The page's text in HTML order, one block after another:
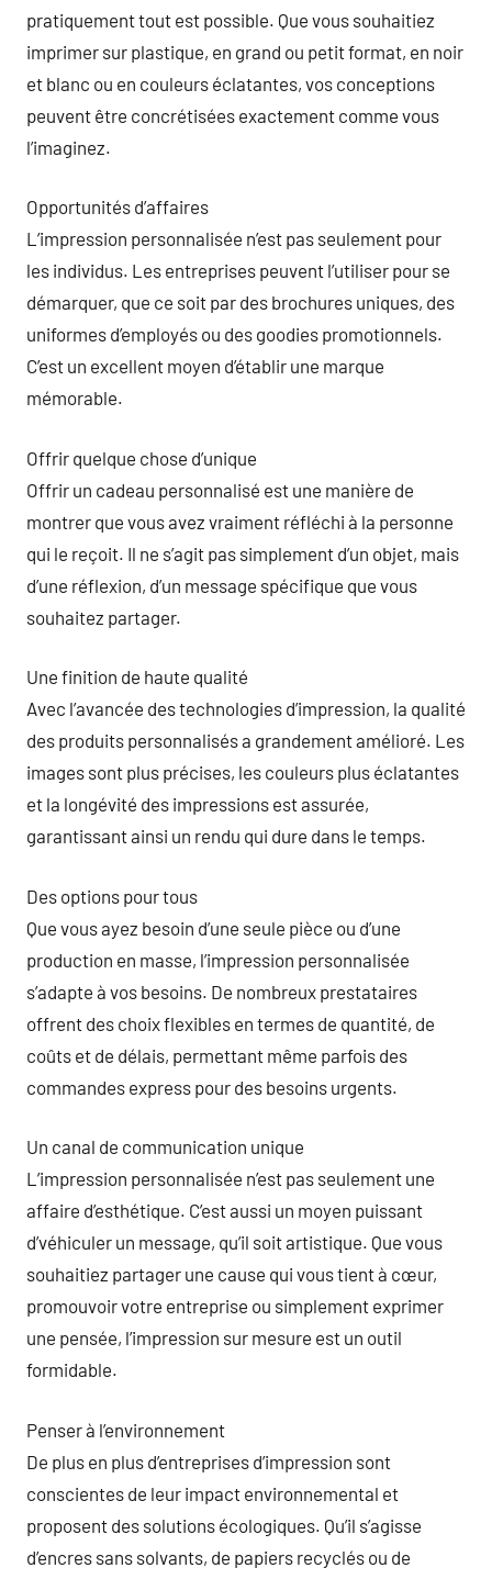
pratiquement tout est possible. Que vous souhaitiez
imprimer sur plastique, en grand ou petit format, en noir
et blanc ou en couleurs éclatantes, vos conceptions
peuvent être concrétisées exactement comme vous
l’imaginez.
Opportunités d’affaires
L’impression personnalisée n’est pas seulement pour
les individus. Les entreprises peuvent l’utiliser pour se
démarquer, que ce soit par des brochures uniques, des
uniformes d’employés ou des goodies promotionnels.
C’est un excellent moyen d’établir une marque
mémorable.
Offrir quelque chose d’unique
Offrir un cadeau personnalisé est une manière de
montrer que vous avez vraiment réfléchi à la personne
qui le reçoit. Il ne s’agit pas simplement d’un objet, mais
d’une réflexion, d’un message spécifique que vous
souhaitez partager.
Une finition de haute qualité
Avec l’avancée des technologies d’impression, la qualité
des produits personnalisés a grandement amélioré. Les
images sont plus précises, les couleurs plus éclatantes
et la longévité des impressions est assurée,
garantissant ainsi un rendu qui dure dans le temps.
Des options pour tous
Que vous ayez besoin d’une seule pièce ou d’une
production en masse, l’impression personnalisée
s’adapte à vos besoins. De nombreux prestataires
offrent des choix flexibles en termes de quantité, de
coûts et de délais, permettant même parfois des
commandes express pour des besoins urgents.
Un canal de communication unique
L’impression personnalisée n’est pas seulement une
affaire d’esthétique. C’est aussi un moyen puissant
d’véhiculer un message, qu’il soit artistique. Que vous
souhaitiez partager une cause qui vous tient à cœur,
promouvoir votre entreprise ou simplement exprimer
une pensée, l’impression sur mesure est un outil
formidable.
Penser à l’environnement
De plus en plus d’entreprises d’impression sont
conscientes de leur impact environnemental et
proposent des solutions écologiques. Qu’il s’agisse
d’encres sans solvants, de papiers recyclés ou de